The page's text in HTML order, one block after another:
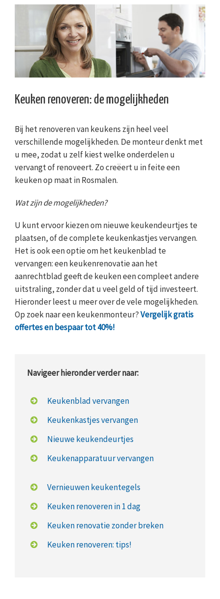
Keuken renoveren: de mogelijkheden
Bij het renoveren van keukens zijn heel veel
verschillende mogelijkheden. De monteur denkt met
u mee, zodat u zelf kiest welke onderdelen u
vervangt of renoveert. Zo creëert u in feite een
keuken op maat in Rosmalen.
Wat zijn de mogelijkheden?
U kunt ervoor kiezen om nieuwe keukendeurtjes te
plaatsen, of de complete keukenkastjes vervangen.
Het is ook een optie om het keukenblad te
vervangen: een keukenrenovatie aan het
aanrechtblad geeft de keuken een compleet andere
uitstraling, zonder dat u veel geld of tijd investeert.
Hieronder leest u meer over de vele mogelijkheden.
Op zoek naar een keukenmonteur?Vergelijk gratis
offertes en bespaar tot 40%!
Navigeer hieronder verder naar:
Keukenblad vervangen
Keukenkastjes vervangen
Nieuwe keukendeurtjes
Keukenapparatuur vervangen
Vernieuwen keukentegels
Keuken renoveren in 1 dag
Keuken renovatie zonder breken
Keuken renoveren: tips!